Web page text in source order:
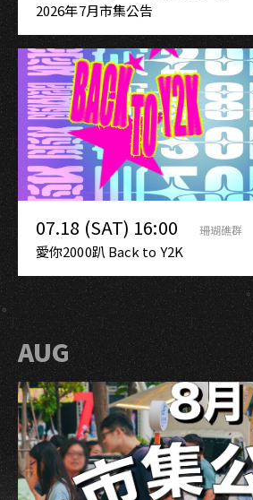
2026年7月市集公告
07.18 (SAT) 16:00 珊瑚礁群
愛你2000趴 Back to Y2K
AUG